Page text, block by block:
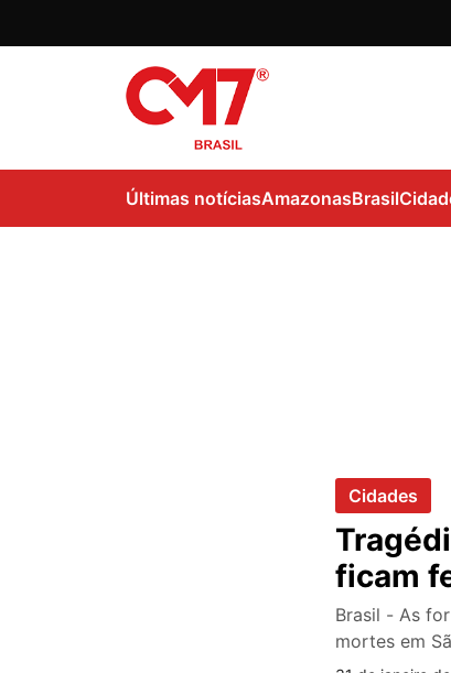
Últimas notíciasAmazonasBrasil
Cidades
ficam
Brasil - As
mortes em